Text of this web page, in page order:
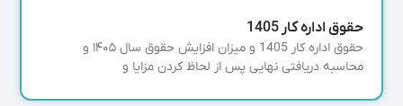
حقوق اداره کار 1405
حقوق اداره کار 1405 و میزان افزایش حقوق سال ۱۴۰۵ و
محاسبه دریافتی نهایی پس از لحاظ کردن مزایا و